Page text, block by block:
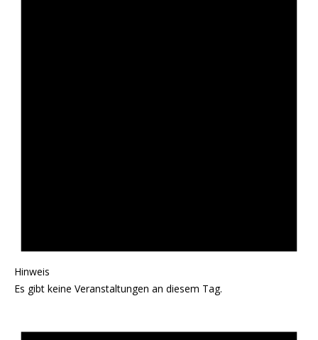
Hinweis
Es gibt keine Veranstaltungen an diesem Tag.